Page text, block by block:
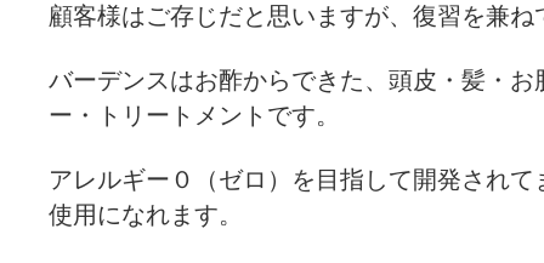
顧客様はご存じだと思いますが、復習を兼
バーデンスはお酢からできた、頭皮・髪・
ー・トリートメントです。
アレルギー０（ゼロ）を目指して開発され
使用になれます。